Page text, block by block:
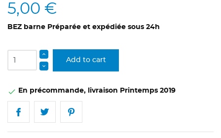
5,00 €
BEZ barne Préparée et expédiée sous 24h
Add to cart
 En précommande, livraison Printemps 2019